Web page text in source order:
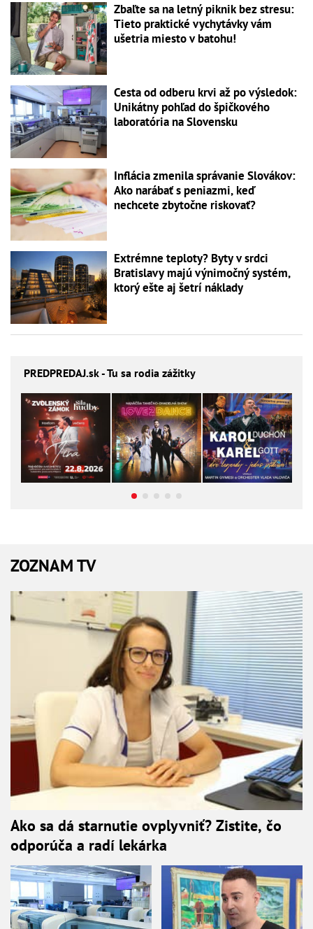
Zbaľte sa na letný piknik bez stresu:
Tieto praktické vychytávky vám
ušetria miesto v batohu!
Cesta od odberu krvi až po výsledok:
Unikátny pohľad do špičkového
laboratória na Slovensku
Inflácia zmenila správanie Slovákov:
Ako narábať s peniazmi, keď
nechcete zbytočne riskovať?
Extrémne teploty? Byty v srdci
Bratislavy majú výnimočný systém,
ktorý ešte aj šetrí náklady
PREDPREDAJ.sk - Tu sa rodia zážitky
ZOZNAM TV
Ako sa dá starnutie ovplyvniť? Zistite, čo
odporúča a radí lekárka